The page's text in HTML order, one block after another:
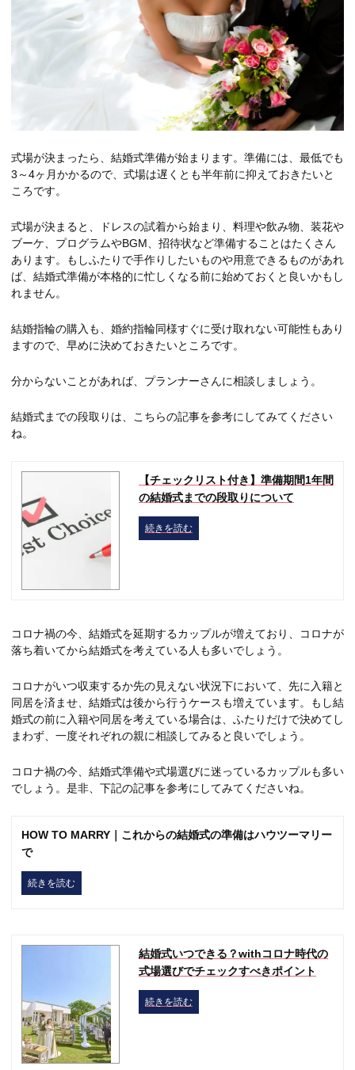
式場が決まったら、結婚式準備が始まります。準備には、最低でも
3～4ヶ月かかるので、式場は遅くとも半年前に抑えておきたいと
ころです。
式場が決まると、ドレスの試着から始まり、料理や飲み物、装花や
ブーケ、プログラムやBGM、招待状など準備することはたくさん
あります。もしふたりで手作りしたいものや用意できるものがあれ
ば、結婚式準備が本格的に忙しくなる前に始めておくと良いかもし
れません。
結婚指輪の購入も、婚約指輪同様すぐに受け取れない可能性もあり
ますので、早めに決めておきたいところです。
分からないことがあれば、プランナーさんに相談しましょう。
結婚式までの段取りは、こちらの記事を参考にしてみてください
ね。
【チェックリスト付き】準備期間1年間
の結婚式までの段取りについて
続きを読む
コロナ禍の今、結婚式を延期するカップルが増えており、コロナが
落ち着いてから結婚式を考えている人も多いでしょう。
コロナがいつ収束するか先の見えない状況下において、先に入籍と
同居を済ませ、結婚式は後から行うケースも増えています。もし結
婚式の前に入籍や同居を考えている場合は、ふたりだけで決めてし
まわず、一度それぞれの親に相談してみると良いでしょう。
コロナ禍の今、結婚式準備や式場選びに迷っているカップルも多い
でしょう。是非、下記の記事を参考にしてみてくださいね。
HOW TO MARRY｜これからの結婚式の準備はハウツーマリー
で
続きを読む
結婚式いつできる？withコロナ時代の
式場選びでチェックすべきポイント
続きを読む